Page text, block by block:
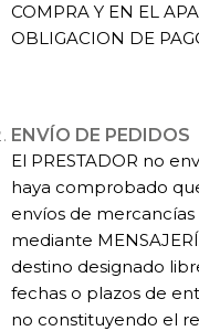
COMPRA Y EN EL
OBLIGACION DE
ENVÍO DE PEDIDOS
​El PRESTADOR no
haya comprobado
envíos de
mediante
destino designado
fechas o plazos de
no constituyendo el